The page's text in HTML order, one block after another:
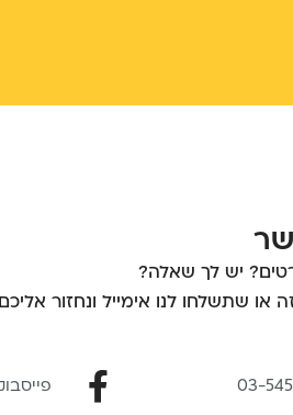
יש לך שאלה?
או שתשלחו לנו אימייל ונחזור